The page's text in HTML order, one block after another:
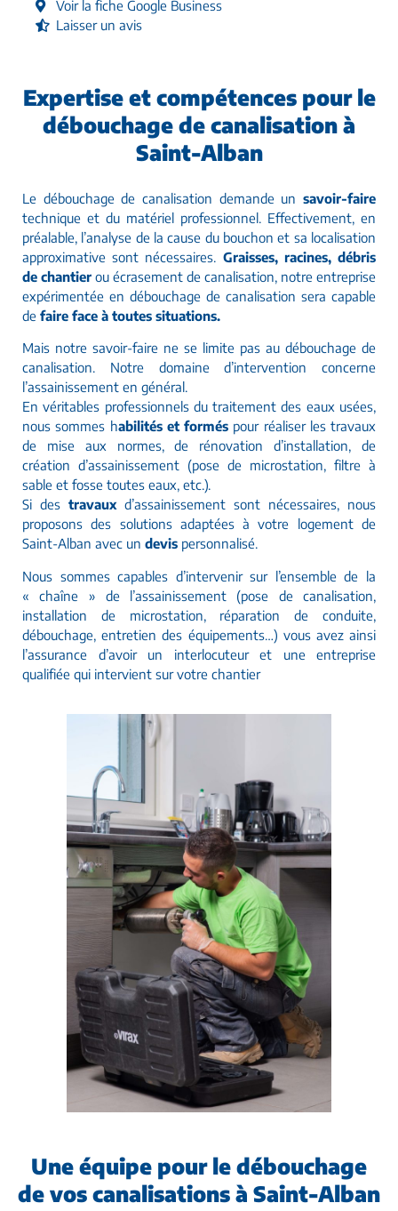
Voir la fiche Google Business
Laisser un avis
Expertise et compétences pour le
débouchage de canalisation à
Saint-Alban
Le débouchage de canalisation demande un savoir-faire
technique et du matériel professionnel. Effectivement, en
préalable, l’analyse de la cause du bouchon et sa localisation
approximative sont nécessaires. Graisses, racines, débris
de chantier ou écrasement de canalisation, notre entreprise
expérimentée en débouchage de canalisation sera capable
de faire face à toutes situations.
Mais notre savoir-faire ne se limite pas au débouchage de
canalisation. Notre domaine d’intervention concerne
l’assainissement en général.
En véritables professionnels du traitement des eaux usées,
nous sommes habilités et formés pour réaliser les travaux
de mise aux normes, de rénovation d’installation, de
création d’assainissement (pose de microstation, filtre à
sable et fosse toutes eaux, etc.).
Si des travaux d’assainissement sont nécessaires, nous
proposons des solutions adaptées à votre logement de
Saint-Alban avec un devis personnalisé.
Nous sommes capables d’intervenir sur l’ensemble de la
« chaîne » de l’assainissement (pose de canalisation,
installation de microstation, réparation de conduite,
débouchage, entretien des équipements…) vous avez ainsi
l’assurance d’avoir un interlocuteur et une entreprise
qualifiée qui intervient sur votre chantier
Une équipe pour le débouchage
de vos canalisations à Saint-Alban